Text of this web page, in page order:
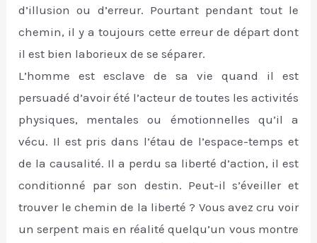
d’illusion ou d’erreur. Pourtant pendant tout le
chemin, il y a toujours cette erreur de départ dont
il est bien laborieux de se séparer.
L’homme est esclave de sa vie quand il est
persuadé d’avoir été l’acteur de toutes les activités
physiques, mentales ou émotionnelles qu’il a
vécu. Il est pris dans l’étau de l’espace-temps et
de la causalité. Il a perdu sa liberté d’action, il est
conditionné par son destin. Peut-il s’éveiller et
trouver le chemin de la liberté ? Vous avez cru voir
un serpent mais en réalité quelqu’un vous montre